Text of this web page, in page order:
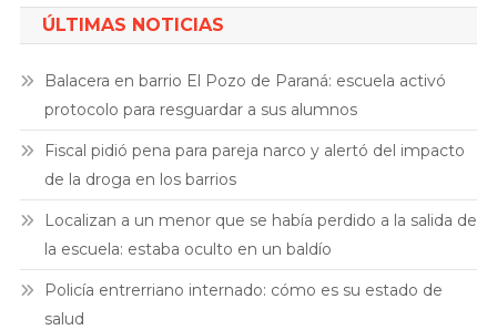
ÚLTIMAS NOTICIAS
Balacera en barrio El Pozo de Paraná: escuela activó
protocolo para resguardar a sus alumnos
Fiscal pidió pena para pareja narco y alertó del impacto
de la droga en los barrios
Localizan a un menor que se había perdido a la salida de
la escuela: estaba oculto en un baldío
Policía entrerriano internado: cómo es su estado de
salud